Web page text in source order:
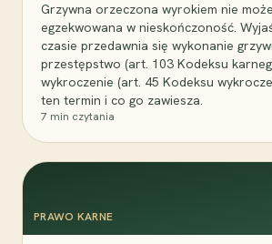
Grzywna orzeczona wyrokiem nie
egzekwowana w nieskończoność.
czasie przedawnia się wykonanie
przestępstwo (art. 103 Kodeksu
wykroczenie (art. 45 Kodeksu
ten termin i co go zawiesza.
7 min czytania
PRAWO KARNE